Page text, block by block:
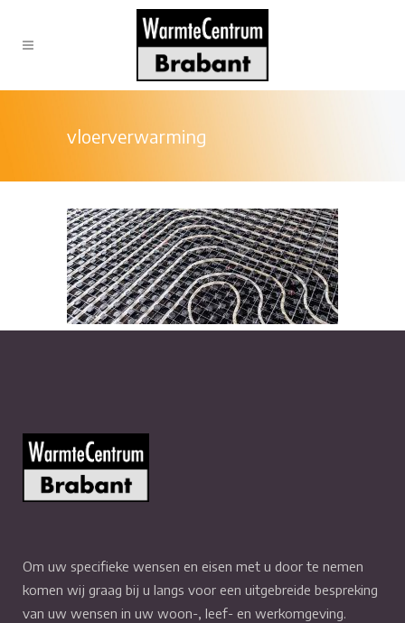
vloerverwarming
Om uw specifieke wensen en eisen met u door te nemen
komen wij graag bij u langs voor een uitgebreide bespreking
van uw wensen in uw woon-, leef- en werkomgeving.